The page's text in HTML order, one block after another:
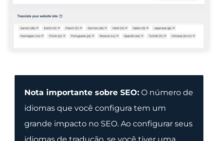
Nota importante sobre SEO: O número de
idiomas que você configura tem um
grande impacto no SEO. Ao configurar seus